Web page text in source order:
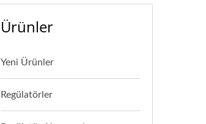
Ürünler
Yeni Ürünler
Regülatörler